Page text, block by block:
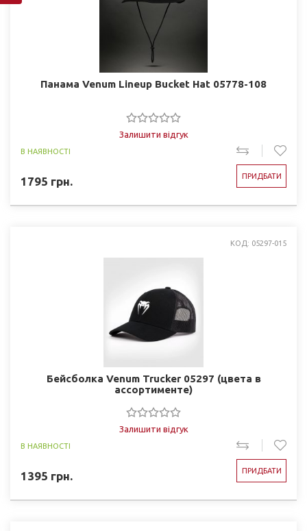
Панама Venum Lineup Bucket Hat 05778-108
Залишити відгук
В НАЯВНОСТІ
1795 грн. ПРИДБАТИ
КОД: 05297-015
Бейсболка Venum Trucker 05297 (цвета в
ассортименте)
Залишити відгук
В НАЯВНОСТІ
1395 грн. ПРИДБАТИ